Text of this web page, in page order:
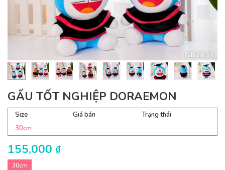
GẤU TỐT NGHIỆP DORAEMON
Size Giá bán
Trạng thái
30cm
155,000 ₫
30cm